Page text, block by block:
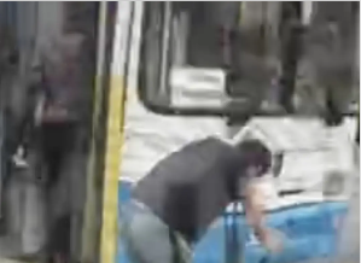
в салоне автобуса маршрута
произошёл инцидент с
баллончика. Как
в
Telegram-канале
, неизвестный
сначала вступил в перепалку
поссорился с другими
ходе конфликта он достал
и распылил его в салоне.